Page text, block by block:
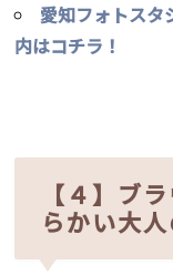
愛知フォトスタ
内はコチラ！
【４】ブ
らかい大